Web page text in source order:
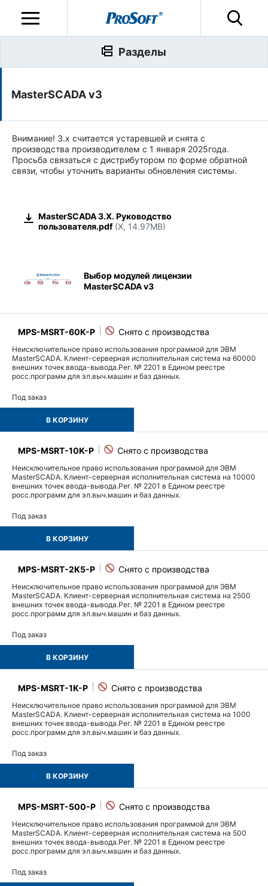
MasterSCADA v3
Внимание! 3.x считается устаревшей и снята с
производства производителем с 1 января 2025года.
Просьба связаться с дистрибутором по форме обратной
связи, чтобы уточнить варианты обновления системы.
MasterSCADA 3.X. Руководство
пользователя.pdf(X, 14.97MB)
Выбор модулей лицензии
MasterSCADA v3
MPS-MSRT-60K-P
Неисключительное право использования программой для ЭВМ
MasterSCADA. Клиент-серверная исполнительная система на 60000
внешних точек ввода-вывода.Рег. № 2201 в Едином реестре
росс.программ для эл.выч.машин и баз данных.
Под заказ
В КОРЗИНУ
MPS-MSRT-10K-P
Неисключительное право использования программой для ЭВМ
MasterSCADA. Клиент-серверная исполнительная система на 10000
внешних точек ввода-вывода.Рег. № 2201 в Едином реестре
росс.программ для эл.выч.машин и баз данных.
Под заказ
В КОРЗИНУ
MPS-MSRT-2K5-P
Неисключительное право использования программой для ЭВМ
MasterSCADA. Клиент-серверная исполнительная система на 2500
внешних точек ввода-вывода.Рег. № 2201 в Едином реестре
росс.программ для эл.выч.машин и баз данных.
Под заказ
В КОРЗИНУ
MPS-MSRT-1K-P
Неисключительное право использования программой для ЭВМ
MasterSCADA. Клиент-серверная исполнительная система на 1000
внешних точек ввода-вывода.Рег. № 2201 в Едином реестре
росс.программ для эл.выч.машин и баз данных.
Под заказ
В КОРЗИНУ
MPS-MSRT-500-P
Неисключительное право использования программой для ЭВМ
MasterSCADA. Клиент-серверная исполнительная система на 500
внешних точек ввода-вывода.Рег. № 2201 в Едином реестре
росс.программ для эл.выч.машин и баз данных.
Под заказ
Разделы